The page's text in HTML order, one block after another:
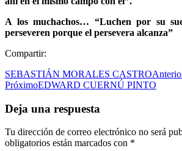
A los muchachos… “Luchen por su
perseveren porque el persevera alcanza”
Compartir:
SEBASTIÁN MORALES CASTRO
PróximoEDWARD CUERNÚ PINTO
Deja una respuesta
Tu dirección de correo electrónico no será
obligatorios están marcados con *